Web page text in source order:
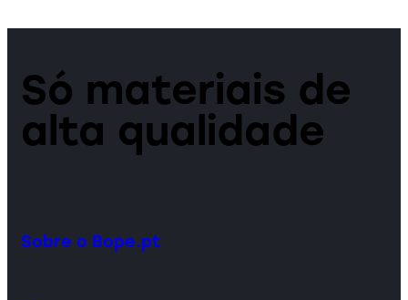
Só materiais de
alta qualidade
Sobre o Bope.pt